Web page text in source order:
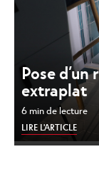
Pose
extraplat
6 min de lecture
LIRE L'ARTICLE